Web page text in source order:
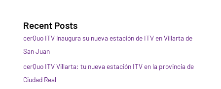
Recent Posts
cerQuo ITV inaugura su nueva estación de ITV en Villarta de
San Juan
cerQuo ITV Villarta: tu nueva estación ITV en la provincia de
Ciudad Real